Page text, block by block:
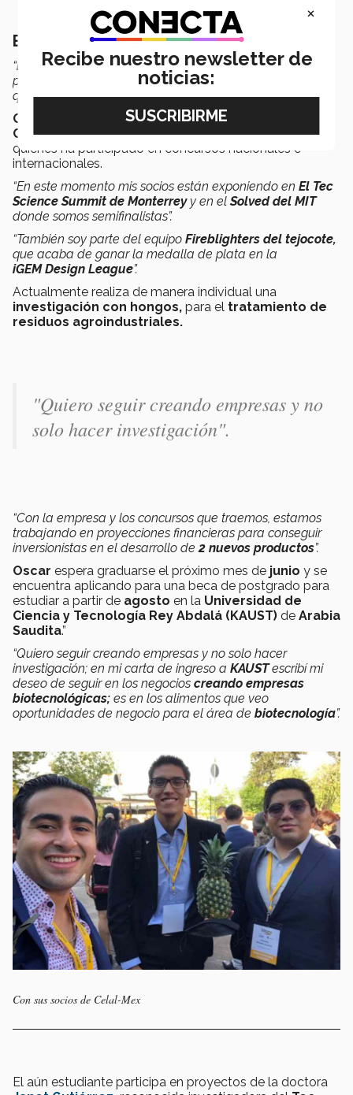
Emprendedor Consolidado
“Me dedico a hacer investigación;en enero publiqué mi
primer artículo, estoy escribiendo otro y tengo uno más
que está en revisión”comparte el estudiante.
Oscar es socio fundador de la startup Mexicana
Celal-Mex,conocidos como“los de las piñas”,con
quienes ha participado en concursos nacionales e
internacionales.
“En este momento mis socios están exponiendo en El Tec
Science Summit de Monterreyy en elSolved del MIT
donde somos semifinalistas”.
“También soy parte del equipo Fireblighters del tejocote,
que acaba de ganar la medalla de plata en la
iGEM Design League”.
Actualmente realiza de manera individual una
investigación con hongos, para el tratamiento de
residuos agroindustriales.
"Quiero seguir creando empresas y no
solo hacer investigación".
“Con la empresa y los concursos que traemos, estamos
trabajando en proyecciones financieras para conseguir
inversionistas en el desarrollo de2 nuevos productos”.
Oscar espera graduarse el próximo mes de junio y se
encuentra aplicando para una beca de postgrado para
estudiar a partir de agosto en la Universidad de
Ciencia y Tecnología Rey Abdalá (KAUST) de Arabia
Saudita.”
“Quiero seguir creando empresas y no solo hacer
investigación; en mi carta de ingreso a KAUSTescribí mi
deseo de seguir en los negocios creando empresas
biotecnológicas; es en los alimentos que veo
oportunidades de negocio para el área de biotecnología”.
Con sus socios de Celal-Mex
El aún estudiante participa en proyectos de la doctora
×
Recibe nuestro newsletter de
noticias: